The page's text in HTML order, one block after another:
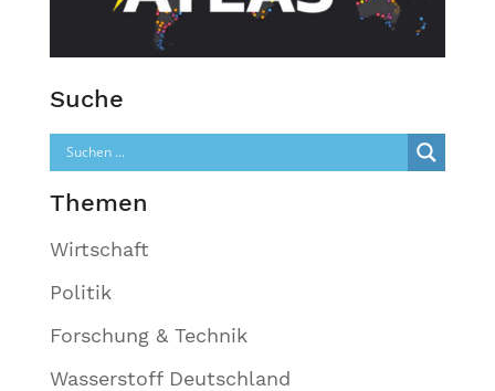
Suche
Themen
Wirtschaft
Politik
Forschung & Technik
Wasserstoff Deutschland